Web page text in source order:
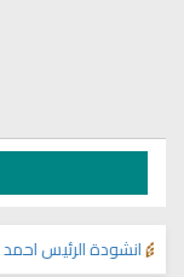
انشودة الرئيس احمد الشرع